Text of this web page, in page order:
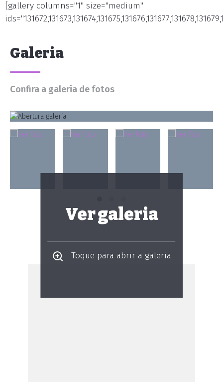
[gallery columns="1" size="medium"
Galeria
Confira a galeria de fotos
Ver galeria
Toque para abrir a galeria